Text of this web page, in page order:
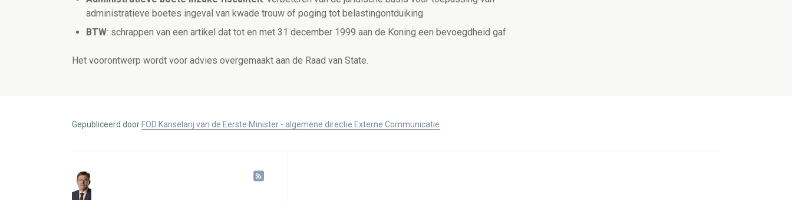
administratieve boetes ingeval van kwade trouw of poging tot belastingontduiking
BTW: schrappen van een artikel dat tot en met 31 december 1999 aan de Koning een bevoegdheid gaf
Het voorontwerp wordt voor advies overgemaakt aan de Raad van State.
Gepubliceerd door FOD Kanselarij van de Eerste Minister - algemene directie Externe Communicatie